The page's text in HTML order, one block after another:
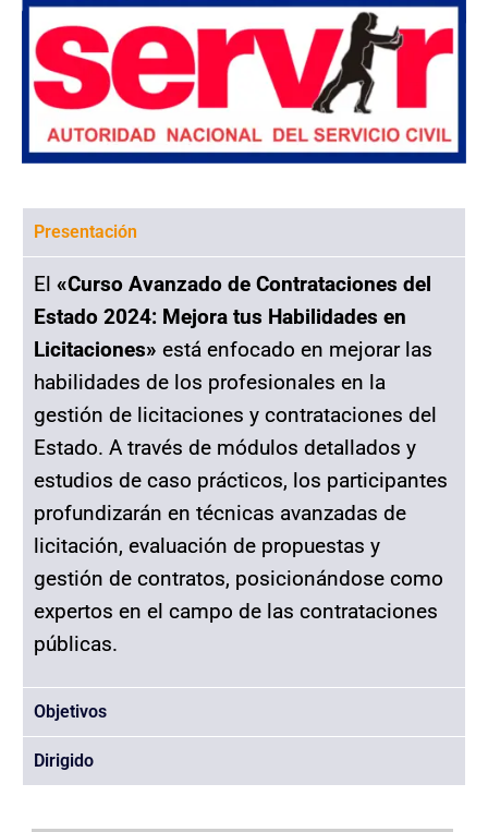
Presentación
El «Curso Avanzado de Contrataciones del
Estado 2024: Mejora tus Habilidades en
Licitaciones» está enfocado en mejorar las
habilidades de los profesionales en la
gestión de licitaciones y contrataciones del
Estado. A través de módulos detallados y
estudios de caso prácticos, los participantes
profundizarán en técnicas avanzadas de
licitación, evaluación de propuestas y
gestión de contratos, posicionándose como
expertos en el campo de las contrataciones
públicas.
Objetivos
Dirigido